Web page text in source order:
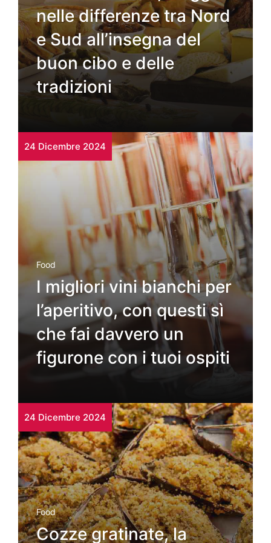
nelle differenze tra Nord
e Sud all’insegna del
buon cibo e delle
tradizioni
24 Dicembre 2024
Food
I migliori vini bianchi per
l’aperitivo, con questi sì
che fai davvero un
figurone con i tuoi ospiti
24 Dicembre 2024
Food
Cozze gratinate, la